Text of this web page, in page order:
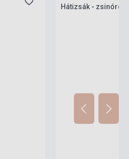
Hátizsák -